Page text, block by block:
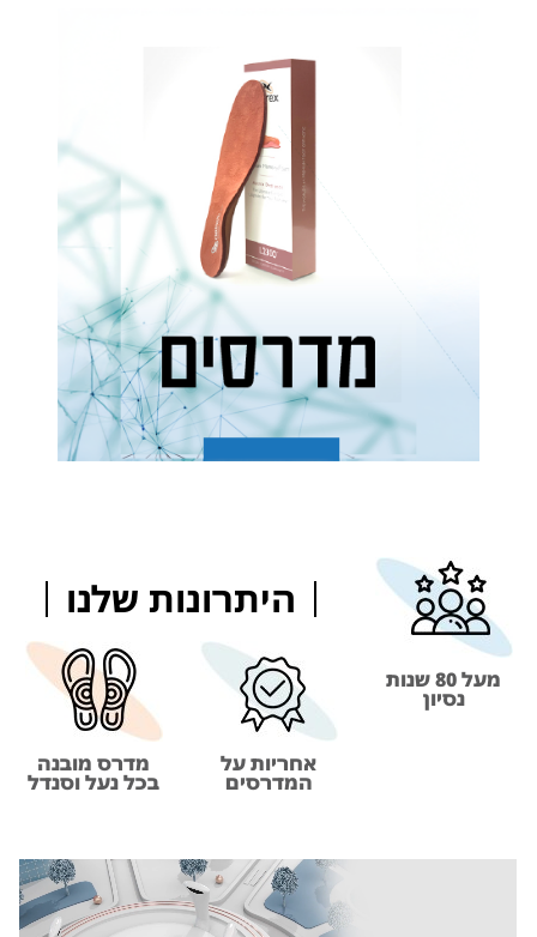
היתרונות שלנו
מעל 80 שנות
נסיון
מדרס מובנה
בכל נעל וסנדל
אחריות על
המדרסים